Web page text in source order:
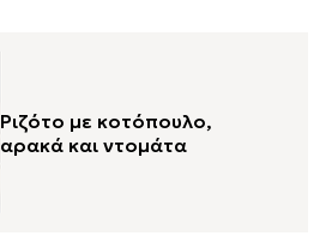
Ριζότο με κοτόπουλο,
αρακά και ντομάτα